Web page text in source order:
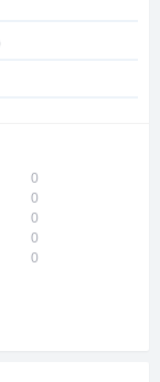
0
0
0
0
0